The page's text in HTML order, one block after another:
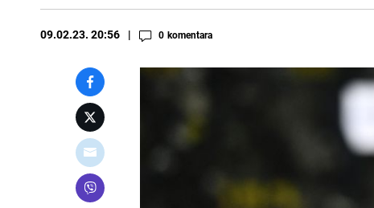
09.02.23. 20:56 0 komentara